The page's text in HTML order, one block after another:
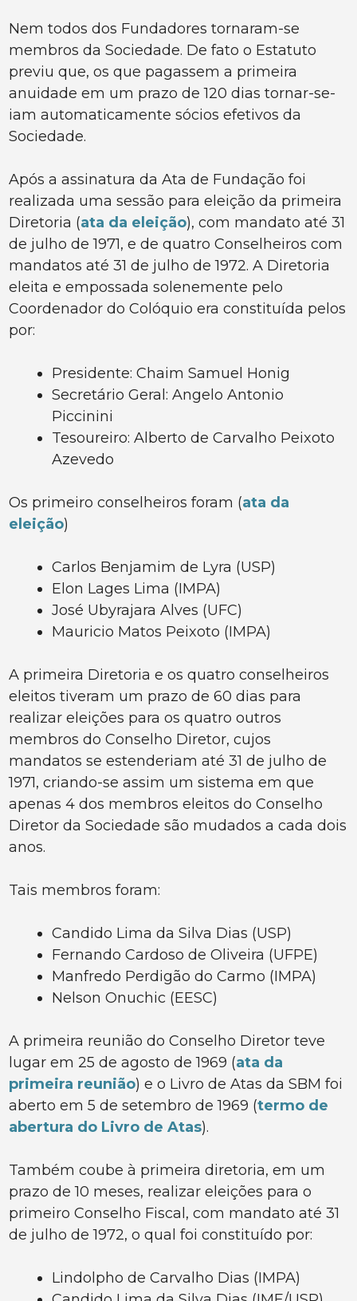
Nem todos dos Fundadores tornaram-se
membros da Sociedade. De fato o Estatuto
previu que, os que pagassem a primeira
anuidade em um prazo de 120 dias tornar-se-
iam automaticamente sócios efetivos da
Sociedade.
Após a assinatura da Ata de Fundação foi
realizada uma sessão para eleição da primeira
Diretoria (ata da eleição), com mandato até 31
de julho de 1971, e de quatro Conselheiros com
mandatos até 31 de julho de 1972. A Diretoria
eleita e empossada solenemente pelo
Coordenador do Colóquio era constituída pelos
por:
Presidente: Chaim Samuel Honig
Secretário Geral: Angelo Antonio
Piccinini
Tesoureiro: Alberto de Carvalho Peixoto
Azevedo
Os primeiro conselheiros foram (ata da
eleição)
Carlos Benjamim de Lyra (USP)
Elon Lages Lima (IMPA)
José Ubyrajara Alves (UFC)
Mauricio Matos Peixoto (IMPA)
A primeira Diretoria e os quatro conselheiros
eleitos tiveram um prazo de 60 dias para
realizar eleições para os quatro outros
membros do Conselho Diretor, cujos
mandatos se estenderiam até 31 de julho de
1971, criando-se assim um sistema em que
apenas 4 dos membros eleitos do Conselho
Diretor da Sociedade são mudados a cada dois
anos.
Tais membros foram:
Candido Lima da Silva Dias (USP)
Fernando Cardoso de Oliveira (UFPE)
Manfredo Perdigão do Carmo (IMPA)
Nelson Onuchic (EESC)
A primeira reunião do Conselho Diretor teve
lugar em 25 de agosto de 1969 (ata da
primeira reunião) e o Livro de Atas da SBM foi
aberto em 5 de setembro de 1969 (termo de
abertura do Livro de Atas).
Também coube à primeira diretoria, em um
prazo de 10 meses, realizar eleições para o
primeiro Conselho Fiscal, com mandato até 31
de julho de 1972, o qual foi constituído por:
Lindolpho de Carvalho Dias (IMPA)